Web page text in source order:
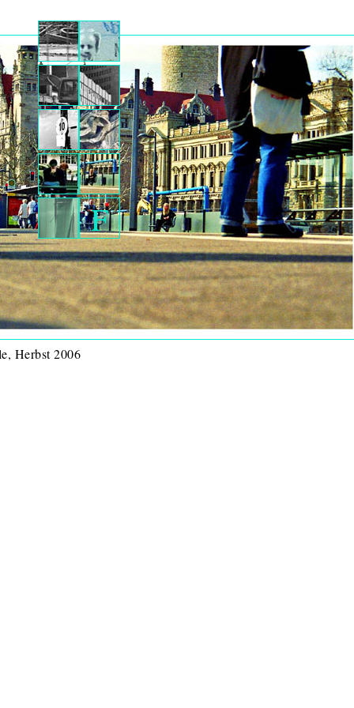
F
Herbst 2006